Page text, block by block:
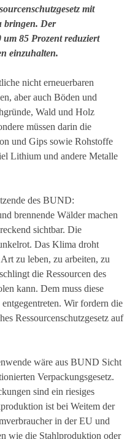
mit
bringen. Der
um 85 Prozent reduziert
einzuhalten.
nicht erneuerbaren
aber auch Böden und
Wald und Holz
müssen darin die
und Gips sowie Rohstoffe
Lithium und andere Metalle
des BUND:
brennende Wälder machen
sichtbar. Die
Das Klima droht
zu leben, zu arbeiten, zu
die Ressourcen des
kann. Dem muss diese
Wir fordern die
Ressourcenschutzgesetz auf
wäre aus BUND Sicht
Verpackungsgesetz.
sind ein riesiges
ist bei Weitem der
in der EU und
wie die Stahlproduktion oder